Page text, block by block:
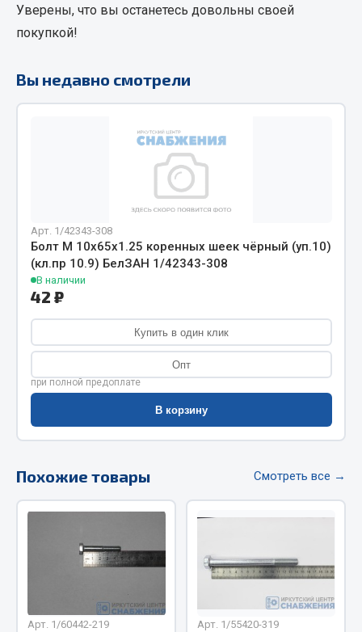
Хомуты
Весь раздел
Соединительные элементы
Адаптеры и переходники
Трубки, муфты, гайки
Угольники
Фитинги
Штуцеры
Весь раздел
Инструмент
Автомобильный инструмент
Крепежный инструмент
Режущий инструмент
Слесарный инструмент
Столярный инструмент
Показать ещё
Уверены, что вы останетесь довольны своей
покупкой!
Вы недавно смотрели
Арт. 1/42343-308
Болт М 10х65х1.25 коренных шеек чёрный (уп.10)
(кл.пр 10.9) БелЗАН 1/42343-308
В наличии
42 ₽
Купить в один клик
Опт
при полной предоплате
В корзину
Похожие товары Смотреть все →
Арт. 1/60442-219 Арт. 1/55420-319